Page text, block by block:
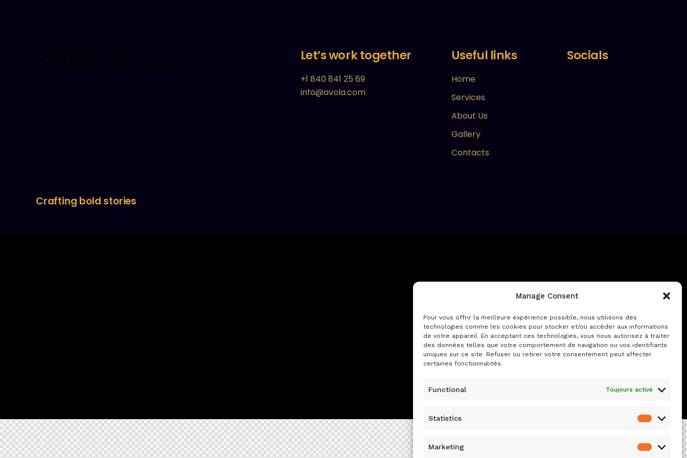
Manage Consent
Pour vous offrir la meilleure expérience possible, nous utilisons des
technologies comme les cookies pour stocker et/ou accéder aux informations
de votre appareil. En acceptant ces technologies, vous nous autorisez à traiter
des données telles que votre comportement de navigation ou vos identifiants
uniques sur ce site. Refuser ou retirer votre consentement peut affecter
certaines fonctionnalités.
Functional Toujours activé
Statistics
Marketing
Let’s work together
+1 840 841 25 69
info@avola.com
Useful links
Home
Services
About Us
Gallery
Contacts
Socials
Crafting bold stories